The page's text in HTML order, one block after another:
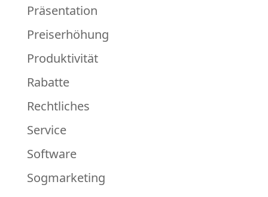
Präsentation
Preiserhöhung
Produktivität
Rabatte
Rechtliches
Service
Software
Sogmarketing